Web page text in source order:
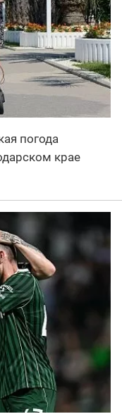
погода
крае